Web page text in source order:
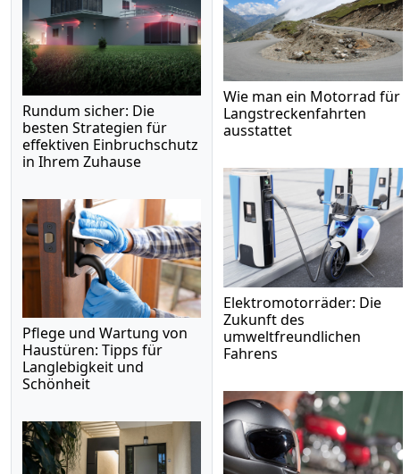
Rundum sicher: Die
besten Strategien für
effektiven Einbruchschutz
in Ihrem Zuhause
Pflege und Wartung von
Haustüren: Tipps für
Langlebigkeit und
Schönheit
Wie man ein Motorrad für
Langstreckenfahrten
ausstattet
Elektromotorräder: Die
Zukunft des
umweltfreundlichen
Fahrens